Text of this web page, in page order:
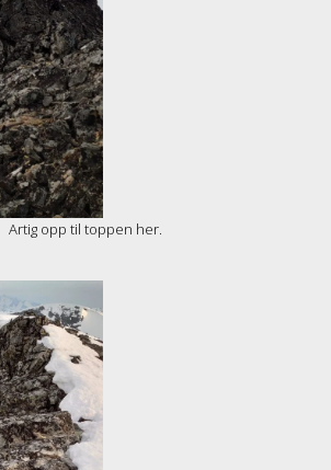
Artig opp til toppen her.